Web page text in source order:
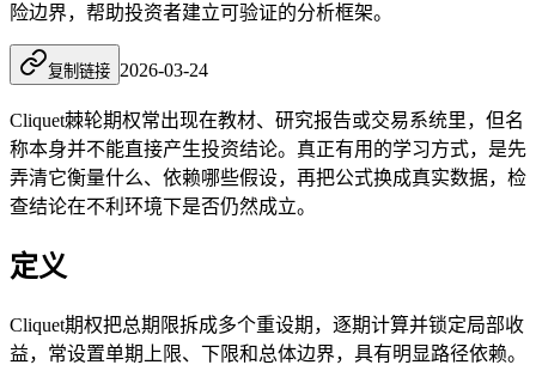
险边界，帮助投资者建立可验证的分析框架。
复制链接 2026-03-24
Cliquet棘轮期权常出现在教材、研究报告或交易系统里，但名
称本身并不能直接产生投资结论。真正有用的学习方式，是先
弄清它衡量什么、依赖哪些假设，再把公式换成真实数据，检
查结论在不利环境下是否仍然成立。
定义
Cliquet期权把总期限拆成多个重设期，逐期计算并锁定局部收
益，常设置单期上限、下限和总体边界，具有明显路径依赖。